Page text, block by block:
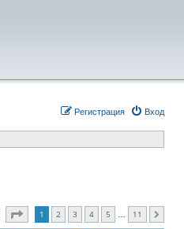
Вход
Регистрация
Страница из11
1 2 3 4 5 11